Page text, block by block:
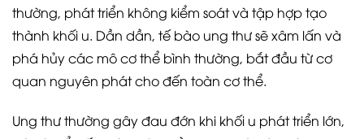
thường, phát triển không kiểm soát và tập hợp tạo
thành khối u. Dần dần, tế bào ung thư sẽ xâm lấn và
phá hủy các mô cơ thể bình thường, bắt đầu từ cơ
quan nguyên phát cho đến toàn cơ thể.
Ung thư thường gây đau đớn khi khối u phát triển lớn,